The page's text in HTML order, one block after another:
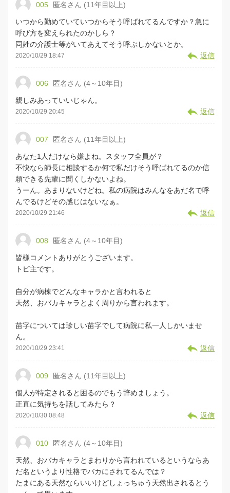
005 匿名さん (11年目以上)
いつから勤めていていつからそう呼ばれてるんですか？急に
呼び方を変えられたのかしら？
同姓の介護士等がいてあえてそう呼ぶしかないとか。
2020/10/29 18:47 返信
006 匿名さん (4～10年目)
親しみあっていいじゃん。
2020/10/29 20:45 返信
007 匿名さん (11年目以上)
あなた1人だけなら嫌よね。スタッフ全員が？
不快なら師長に相談するか何で私だけそう呼ばれてるのか信
頼できる先輩に聞くしかないよね。
うーん。あまりないけどね。私の病院はみんなをあだ名で呼
んでるけどその感じはないなぁ。
2020/10/29 21:46 返信
008 匿名さん (4～10年目)
皆様コメントありがとうございます。
トピ主です。
自分が病棟でどんなキャラかと言われると
天然、おバカキャラとよく周りから言われます。
苗字については珍しい苗字でして病院に私一人しかいませ
ん。
2020/10/29 23:41 返信
009 匿名さん (11年目以上)
個人が特定されると困るのでもう辞めましょう。
正直に気持ちを話してみたら？
2020/10/30 08:48 返信
010 匿名さん (4～10年目)
天然、おバカキャラとまわりから言われているというならあ
だ名というより性格でバカにされてるんでは？
たまにある天然ならいいけどしょっちゅう天然出されるとう